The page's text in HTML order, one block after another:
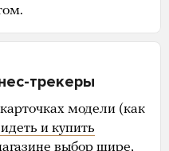
трекеры
модели (как
и купить
выбор шире,